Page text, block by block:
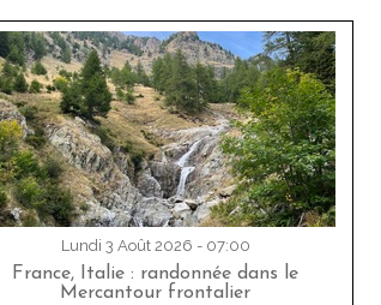
Lundi 3 Août 2026 - 07:00
France, Italie : randonnée dans le
Mercantour frontalier